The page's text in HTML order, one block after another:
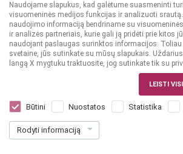
Naudojame slapukus, kad galėtume suasmeninti
visuomeninės medijos funkcijas ir analizuoti
naudojimo informaciją bendriname su
ir analizės partneriais, kurie gali ją pridėti prie kitos
naudojant paslaugas surinktos informacijos.
svetaine, jūs sutinkate su mūsų slapukais.
langą X mygtuku traktuosite, jog sutinkate tik su
LEISTI
Būtini Nuostatos Statistika
Rodyti informaciją
Dar nėra balsų, galite įvertinti
2499€ 24.99 € / L